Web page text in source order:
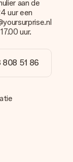
of een express
dat je wilt
als
even contact op
iDeal, Paypal,
handmatige
levertijd van je
aan de
uur een
uur.
808 51 86